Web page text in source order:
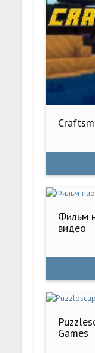
Фильм
видео
Games